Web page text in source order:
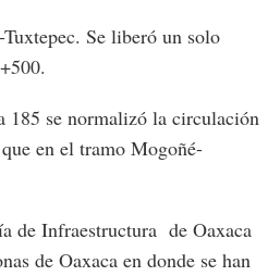
Se liberó un solo
185 se normalizó la circulación
en el tramo Mogoñé-
de Infraestructura de Oaxaca
de Oaxaca en donde se han